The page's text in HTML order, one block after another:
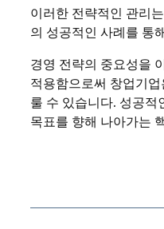
이러한 전략적인 관리
의 성공적인 사례를 통
경영 전략의 중요성을
적용함으로써 창업기
룰 수 있습니다. 성공적
목표를 향해 나아가는